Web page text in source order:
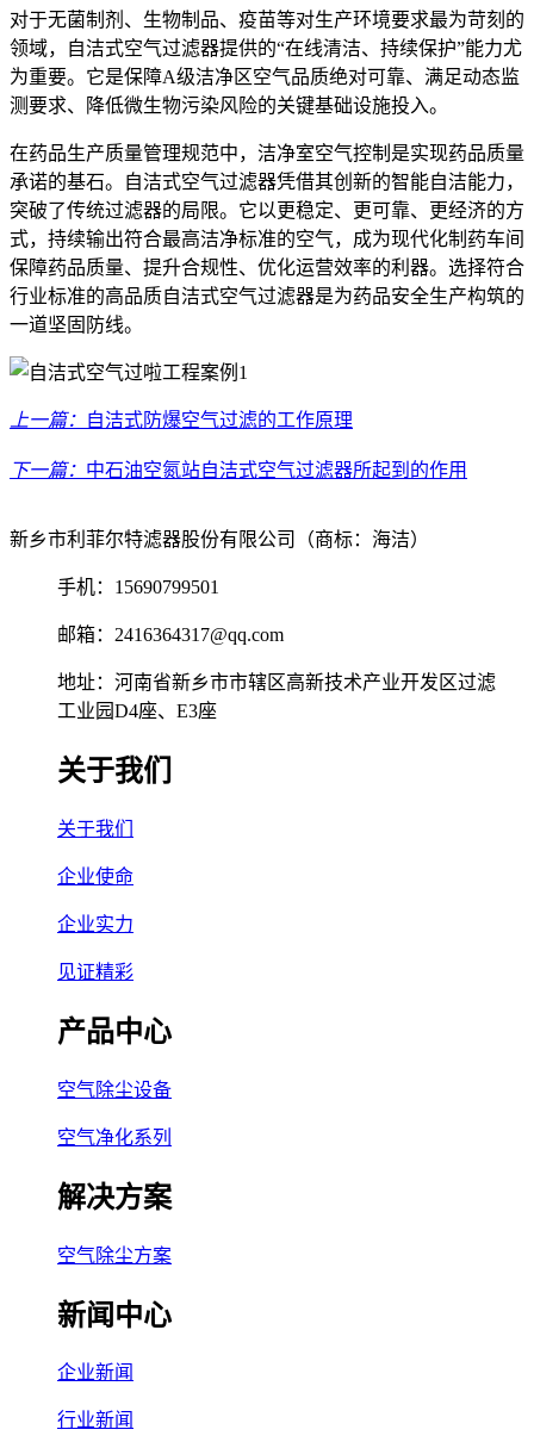
对于无菌制剂、生物制品、疫苗等对生产环境要求最为苛刻的
领域，自洁式空气过滤器提供的“在线清洁、持续保护”能力尤
为重要。它是保障A级洁净区空气品质绝对可靠、满足动态监
测要求、降低微生物污染风险的关键基础设施投入。
在药品生产质量管理规范中，洁净室空气控制是实现药品质量
承诺的基石。自洁式空气过滤器凭借其创新的智能自洁能力，
突破了传统过滤器的局限。它以更稳定、更可靠、更经济的方
式，持续输出符合最高洁净标准的空气，成为现代化制药车间
保障药品质量、提升合规性、优化运营效率的利器。选择符合
行业标准的高品质自洁式空气过滤器是为药品安全生产构筑的
一道坚固防线。
上一篇： 自洁式防爆空气过滤的工作原理
下一篇： 中石油空氮站自洁式空气过滤器所起到的作用
新乡市利菲尔特滤器股份有限公司（商标：海洁）
手机：15690799501
邮箱：2416364317@qq.com
地址：河南省新乡市市辖区高新技术产业开发区过滤
工业园D4座、E3座
关于我们
关于我们
企业使命
企业实力
见证精彩
产品中心
空气除尘设备
空气净化系列
解决方案
空气除尘方案
新闻中心
企业新闻
行业新闻